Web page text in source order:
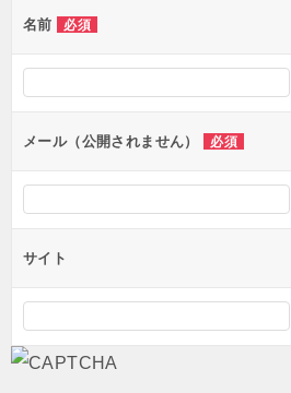
ー
シ
ョ
ン
名前 必須
メール（公開されません） 必須
サイト